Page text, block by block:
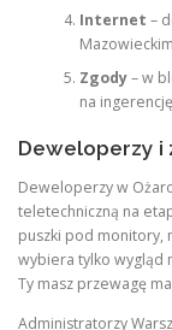
Internet –
Zgody– w
na
Deweloperzy i
Deweloperzy w
teletechniczną na
puszki pod monitory,
wybiera tylko wygląd
Ty masz przewagę
Administratorzy